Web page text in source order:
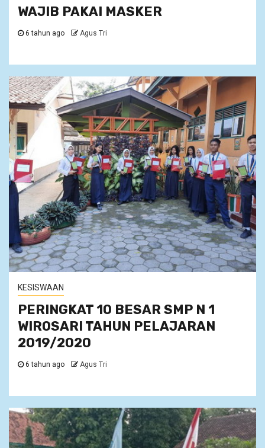
WAJIB PAKAI MASKER
6 tahun ago Agus Tri
KESISWAAN
PERINGKAT 10 BESAR SMP N 1
WIROSARI TAHUN PELAJARAN
2019/2020
6 tahun ago Agus Tri